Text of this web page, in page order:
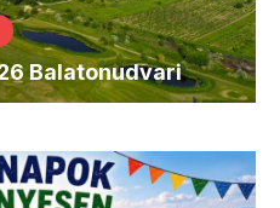
Balatonudvari